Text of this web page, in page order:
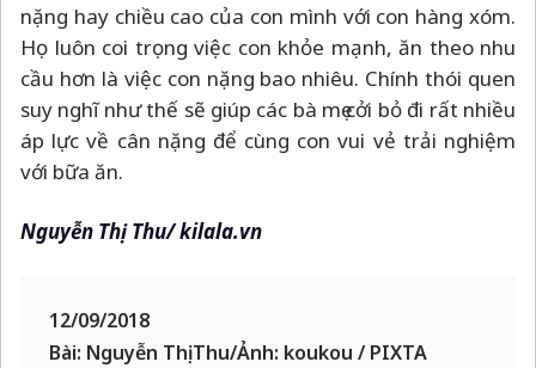
nặng hay chiều cao của con mình với con hàng xóm.
Họ luôn coi trọng việc con khỏe mạnh, ăn theo nhu
cầu hơn là việc con nặng bao nhiêu. Chính thói quen
suy nghĩ như thế sẽ giúp các bà mẹ cởi bỏ đi rất nhiều
áp lực về cân nặng để cùng con vui vẻ trải nghiệm
với bữa ăn.
Nguyễn Thị Thu/ kilala.vn
12/09/2018
Bài: Nguyễn Thị Thu/Ảnh: koukou / PIXTA